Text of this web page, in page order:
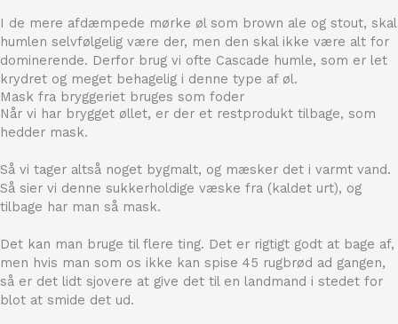
I de mere afdæmpede mørke øl som brown ale og stout, skal
humlen selvfølgelig være der, men den skal ikke være alt for
dominerende. Derfor brug vi ofte Cascade humle, som er let
krydret og meget behagelig i denne type af øl.
Mask fra bryggeriet bruges som foder
Når vi har brygget øllet, er der et restprodukt tilbage, som
hedder mask.
Så vi tager altså noget bygmalt, og mæsker det i varmt vand.
Så sier vi denne sukkerholdige væske fra (kaldet urt), og
tilbage har man så mask.
Det kan man bruge til flere ting. Det er rigtigt godt at bage af,
men hvis man som os ikke kan spise 45 rugbrød ad gangen,
så er det lidt sjovere at give det til en landmand i stedet for
blot at smide det ud.